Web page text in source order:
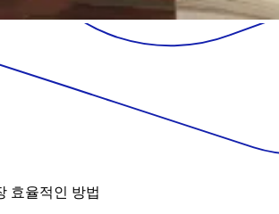
효율적인 방법